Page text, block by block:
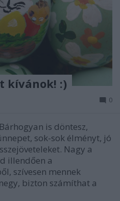
kívánok! :)
0
is döntesz,
sok-sok élményt, jó
Nagy a
illendően a
szívesen mennek
bizton számíthat a